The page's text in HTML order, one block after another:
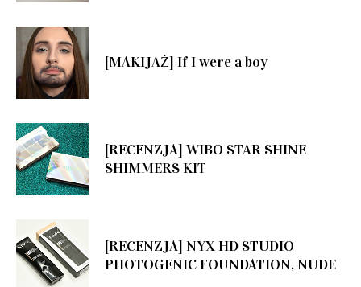
[MAKIJAŻ] If I were a boy
[RECENZJA] WIBO STAR SHINE
SHIMMERS KIT
[RECENZJA] NYX HD STUDIO
PHOTOGENIC FOUNDATION, NUDE